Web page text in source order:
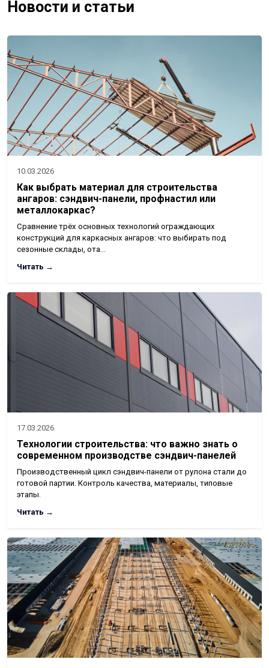
Новости и статьи
10.03.2026
Как выбрать материал для строительства
ангаров: сэндвич-панели, профнастил или
металлокаркас?
Сравнение трёх основных технологий ограждающих
конструкций для каркасных ангаров: что выбирать под
сезонные склады, ота…
Читать →
17.03.2026
Технологии строительства: что важно знать о
современном производстве сэндвич-панелей
Производственный цикл сэндвич-панели от рулона стали до
готовой партии. Контроль качества, материалы, типовые
этапы.
Читать →